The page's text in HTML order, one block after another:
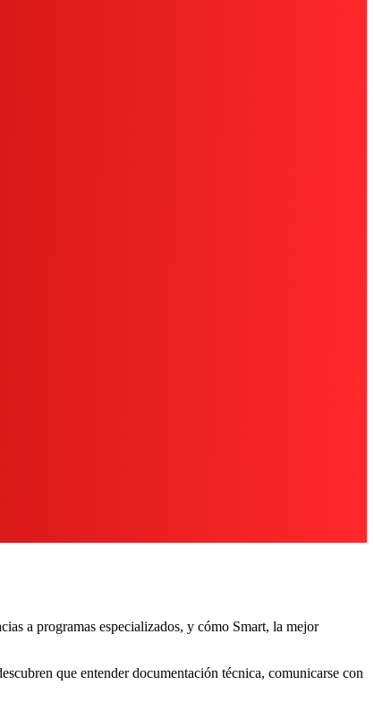
a programas especializados, y cómo Smart, la mejor
que entender documentación técnica, comunicarse con